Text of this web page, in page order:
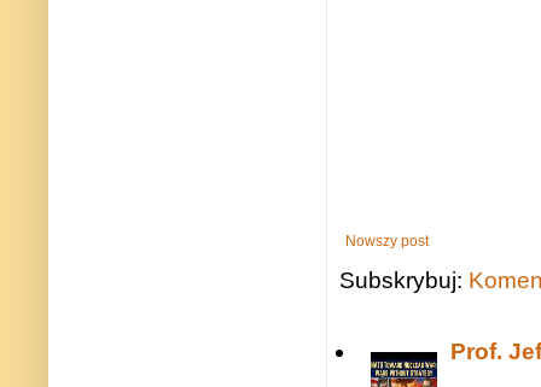
Nowszy post
Subskrybuj:
Prof.